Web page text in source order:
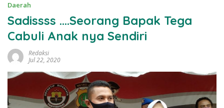
Daerah
Sadissss ….Seorang Bapak Tega
Cabuli Anak nya Sendiri
Redaksi
Jul 22, 2020